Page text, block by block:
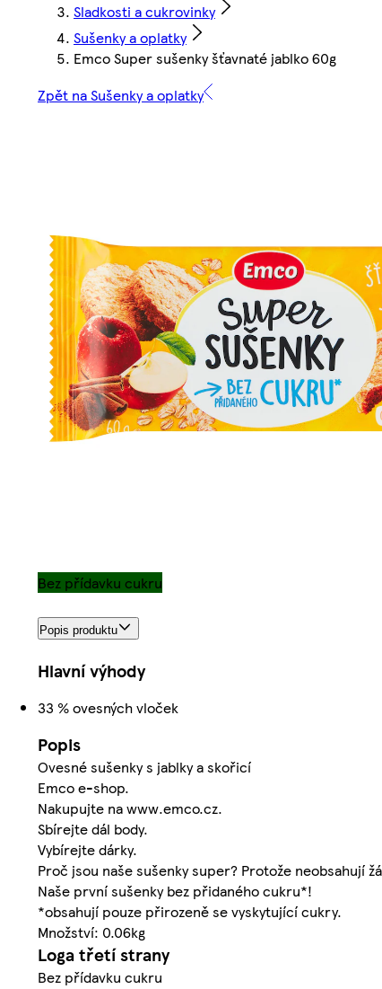
Sladkosti a cukrovinky
Sušenky a oplatky
Emco Super sušenky šťavnaté jablko 60g
Zpět na Sušenky a oplatky
Bez přídavku cukru
Popis produktu
Hlavní výhody
33 % ovesných vloček
Popis
Ovesné sušenky s jablky a skořicí
Emco e-shop.
Nakupujte na www.emco.cz.
Sbírejte dál body.
Vybírejte dárky.
Proč jsou naše sušenky super? Protože neobsahují
Naše první sušenky bez přidaného cukru*!
*obsahují pouze přirozeně se vyskytující cukry.
Množství: 0.06kg
Loga třetí strany
Bez přídavku cukru